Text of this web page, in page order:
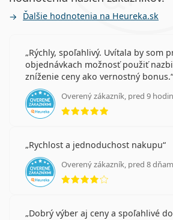
Ďalšie hodnotenia na Heureka.sk
Rýchly, spoľahlivý. Uvítala by som
objednávkach možnosť použiť
zníženie ceny ako vernostný bonus.
Overený zákazník, pred 9
hodnotenie 5 z
Rychlost a jednoduchost nakupu
Overený zákazník, pred 8
hodnotenie 4 z
Dobrý výber aj ceny a spoľahlivé